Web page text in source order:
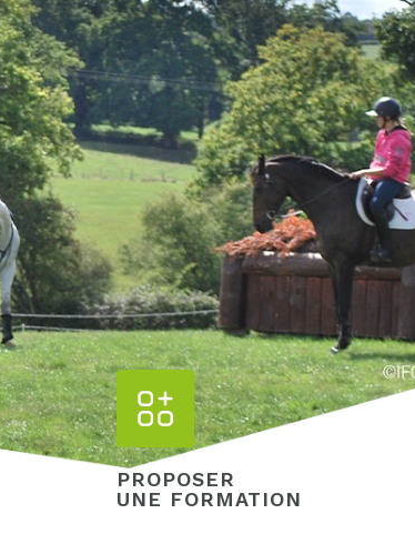
PROPOSER
UNE FORMATION